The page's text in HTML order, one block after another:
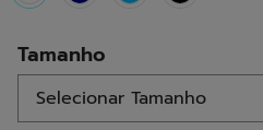
selected
Tamanho